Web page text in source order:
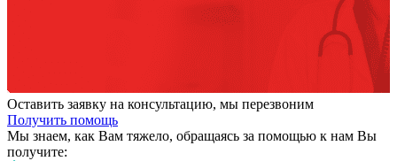
Оставить заявку на консультацию, мы перезвоним
Получить помощь
Мы знаем, как Вам тяжело, обращаясь за помощью к нам Вы
получите: